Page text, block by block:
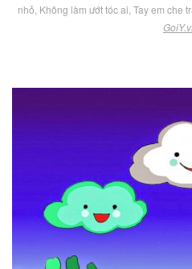
nhỏ, Không làm ướt tóc ai, Tay em che